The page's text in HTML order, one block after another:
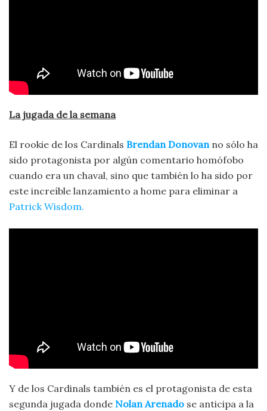
La jugada de la semana
El rookie de los Cardinals Brendan Donovan no sólo ha
sido protagonista por algún comentario homófobo
cuando era un chaval, sino que también lo ha sido por
este increíble lanzamiento a home para eliminar a
Patrick Wisdom.
Y de los Cardinals también es el protagonista de esta
segunda jugada donde Nolan Arenado se anticipa a la